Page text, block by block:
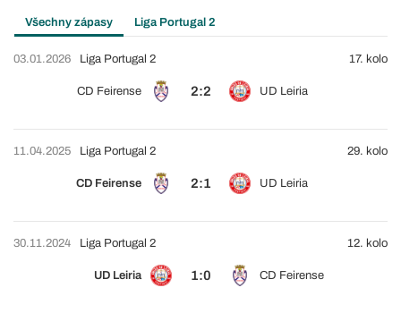
Všechny zápasy Liga Portugal 2
03.01.2026
CD Feirense 2:2 UD Leiria
Liga Portugal 2 17. kolo
11.04.2025
CD Feirense 2:1 UD Leiria
Liga Portugal 2 29. kolo
30.11.2024
UD Leiria 1:0 CD Feirense
Liga Portugal 2 12. kolo